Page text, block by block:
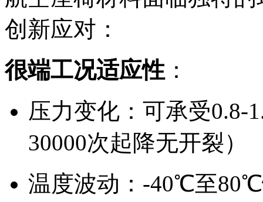
创新应对：
很端工况适应性 ：
压力变化：可承受0.8-
30000次起降无开裂）
温度波动：-40℃至